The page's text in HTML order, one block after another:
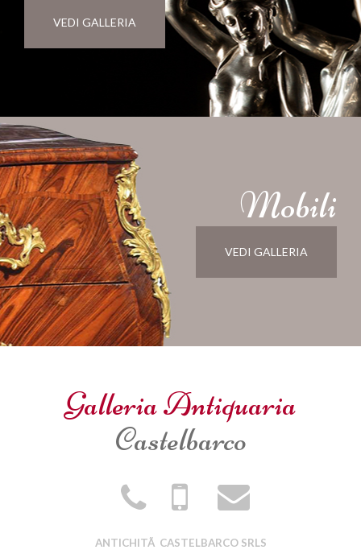
VEDI GALLERIA
Mobili
VEDI GALLERIA
Galleria Antiquaria
Castelbarco
ANTICHITÃ CASTELBARCO SRLS